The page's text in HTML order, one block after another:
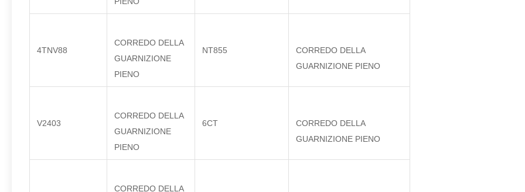
4TNV88
CORREDO DELLA
GUARNIZIONE
PIENO
NT855
CORREDO DELLA
GUARNIZIONE PIENO
V2403
CORREDO DELLA
GUARNIZIONE
PIENO
6CT
CORREDO DELLA
GUARNIZIONE PIENO
CORREDO DELLA